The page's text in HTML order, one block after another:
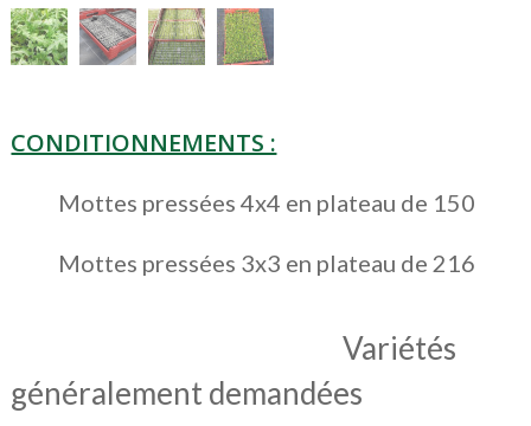
CONDITIONNEMENTS :
Mottes pressées 4x4 en plateau de 150
Mottes pressées 3x3 en plateau de 216
Variétés
généralement demandées